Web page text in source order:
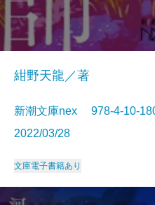
紺野天龍／著
新潮文庫nex 978-4-10-
2022/03/28
文庫電子書籍あり